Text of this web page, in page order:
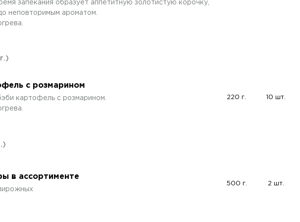
запекания образует аппетитную золотистую корочку,
неповторимым ароматом.
с розмарином
картофель с розмарином.
220 г. 10 шт.
в ассортименте
500 г. 2 шт.